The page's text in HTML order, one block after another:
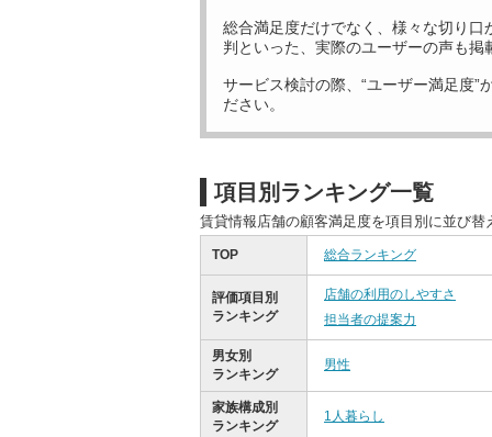
総合満足度だけでなく、様々な切り口
判といった、実際のユーザーの声も掲
サービス検討の際、“ユーザー満足度”
ださい。
項目別ランキング一覧
賃貸情報店舗の顧客満足度を項目別に並び
TOP 総合ランキング
評価項目別
ランキング
店舗の利用のしやすさ
担当者の提案力
男女別
ランキング
男性
家族構成別
ランキング
1人暮らし